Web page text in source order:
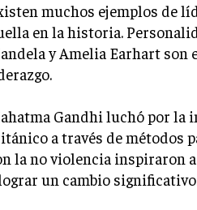
muchos ejemplos de
en la historia.
y Amelia Earhart son
Gandhi luchó por la
a través de métodos
la no violencia inspiraron
un cambio